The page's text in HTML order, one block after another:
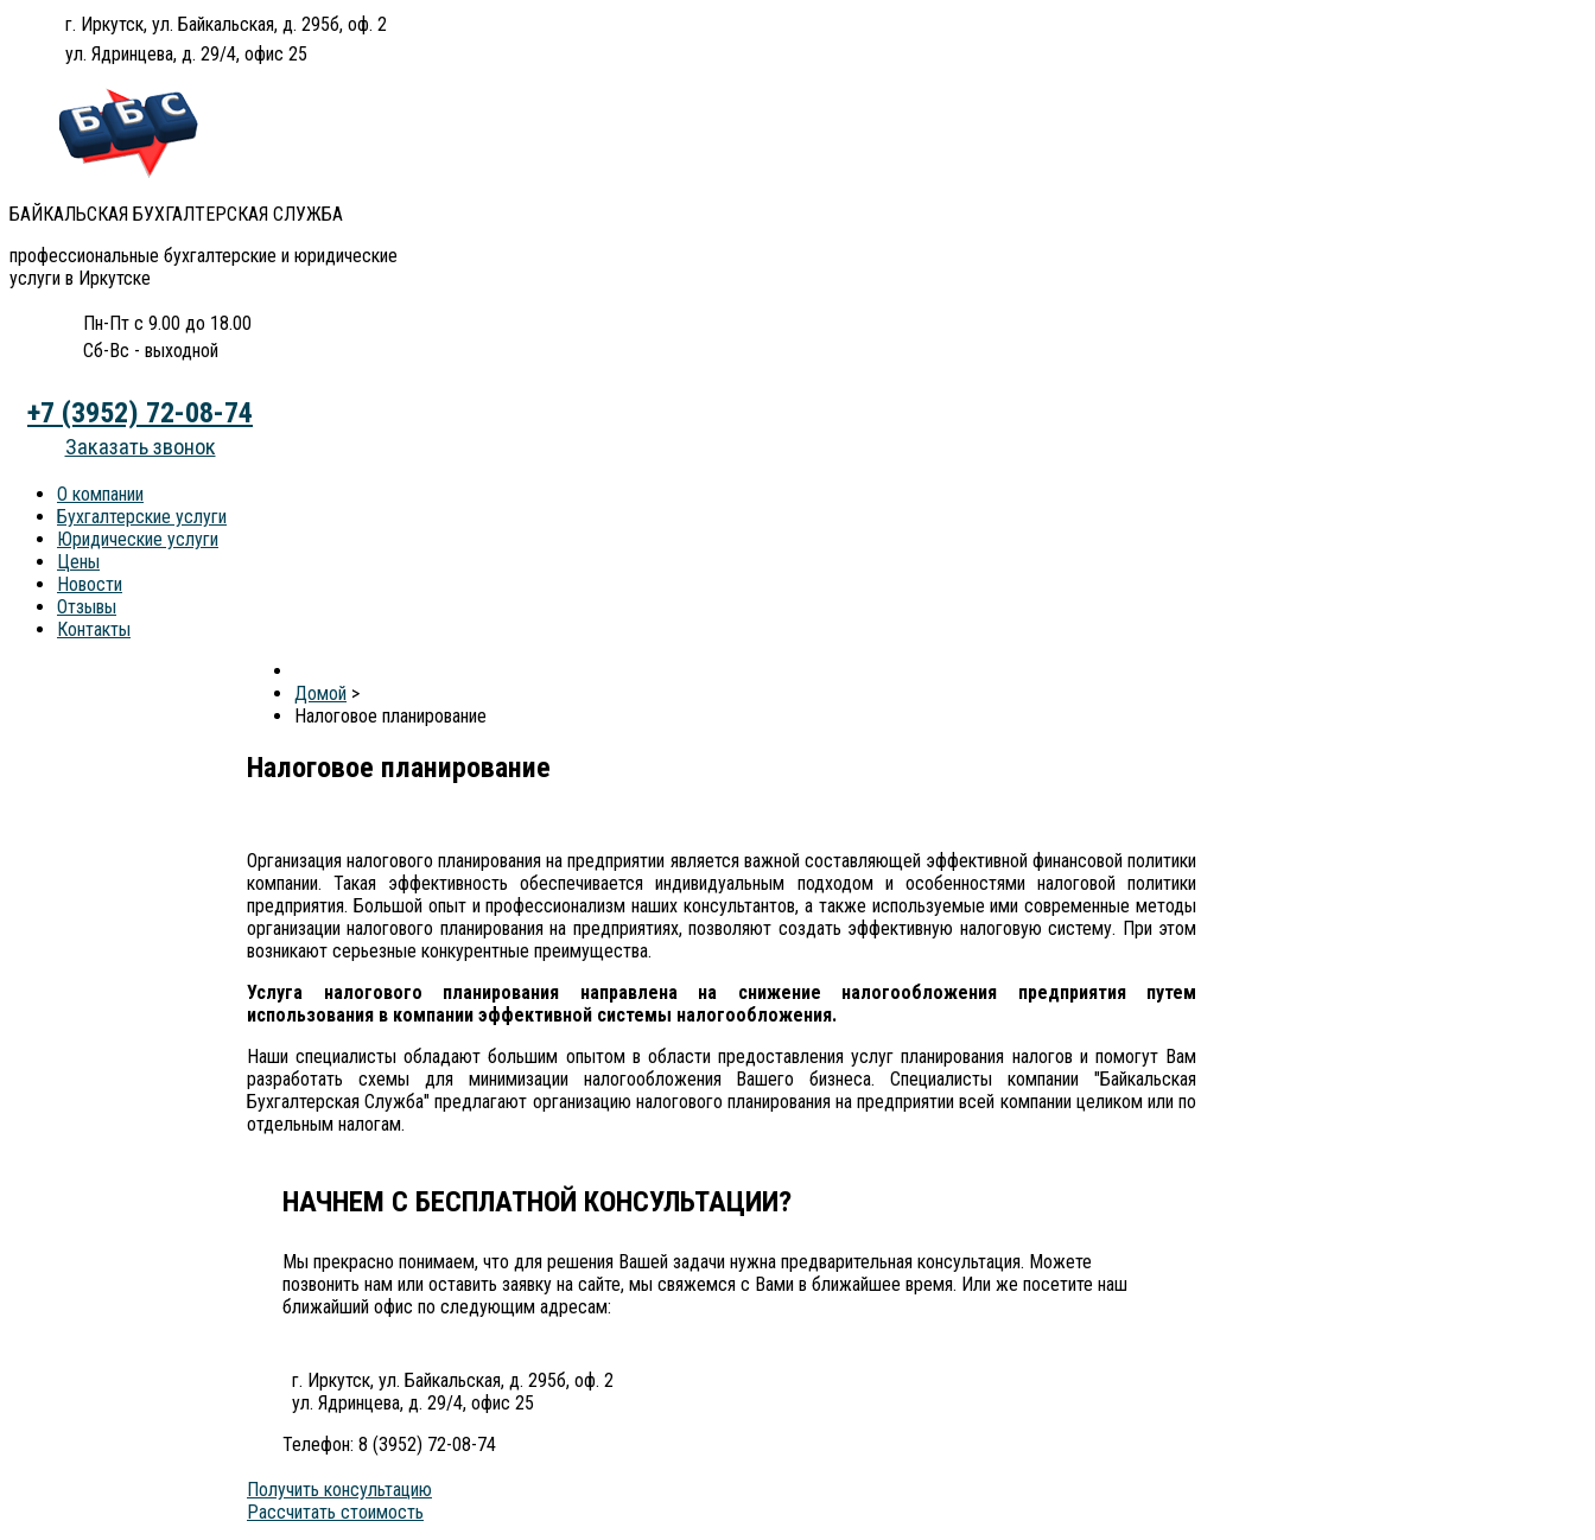
г. Иркутск, ул. Байкальская, д. 295б, оф. 2
ул. Ядринцева, д. 29/4, офис 25
БАЙКАЛЬСКАЯ БУХГАЛТЕРСКАЯ СЛУЖБА
профессиональные бухгалтерские и юридические
услуги в Иркутске
Пн-Пт с 9.00 до 18.00
Сб-Вс - выходной
+7 (3952) 72-08-74
Заказать звонок
О компании
Бухгалтерские услуги
Юридические услуги
Цены
Новости
Отзывы
Контакты
Домой >
Налоговое планирование
Налоговое планирование
Организация налогового планирования на предприятии является важной составляющей эффективной финансовой политики
компании. Такая эффективность обеспечивается индивидуальным подходом и особенностями налоговой политики
предприятия. Большой опыт и профессионализм наших консультантов, а также используемые ими современные методы
организации налогового планирования на предприятиях, позволяют создать эффективную налоговую систему. При этом
возникают серьезные конкурентные преимущества.
Услуга налогового планирования направлена на снижение налогообложения предприятия путем
использования в компании эффективной системы налогообложения.
Наши специалисты обладают большим опытом в области предоставления услуг планирования налогов и помогут Вам
разработать схемы для минимизации налогообложения Вашего бизнеса. Специалисты компании "Байкальская
Бухгалтерская Служба" предлагают организацию налогового планирования на предприятии всей компании целиком или по
отдельным налогам.
НАЧНЕМ С БЕСПЛАТНОЙ КОНСУЛЬТАЦИИ?
Мы прекрасно понимаем, что для решения Вашей задачи нужна предварительная консультация. Можете
позвонить нам или оставить заявку на сайте, мы свяжемся с Вами в ближайшее время. Или же посетите наш
ближайший офис по следующим адресам:
г. Иркутск, ул. Байкальская, д. 295б, оф. 2
ул. Ядринцева, д. 29/4, офис 25
Телефон: 8 (3952) 72-08-74
Получить консультацию
Рассчитать стоимость